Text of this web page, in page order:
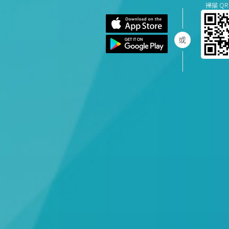
掃描